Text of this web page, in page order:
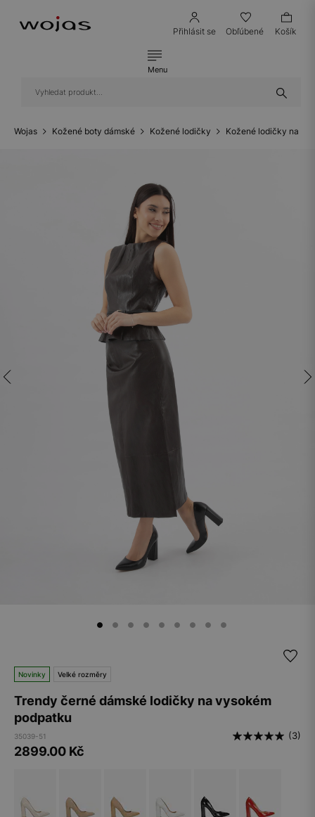
Přihlásit se Obľúbené Košík
Menu
Wojas Kožené boty dámské Kožené lodičky Kožené lodičky na
Novinky Velké rozměry
Trendy černé dámské lodičky na vysokém
podpatku
35039-51 (3)
2899.00 Kč